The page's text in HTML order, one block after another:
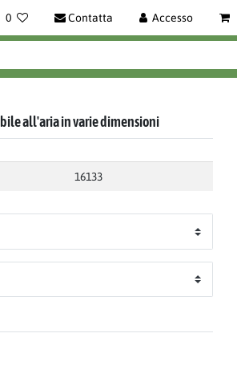
0 Contatta Accesso
all'aria in varie dimensioni
16133